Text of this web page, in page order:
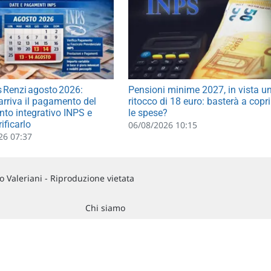
Renzi agosto 2026:
il pagamento del
integrativo INPS e
07:37
Pensioni minime 2027, in vista
ritocco di 18 euro: basterà a
le spese?
06/08/2026 10:15
Valeriani - Riproduzione vietata
Chi siamo